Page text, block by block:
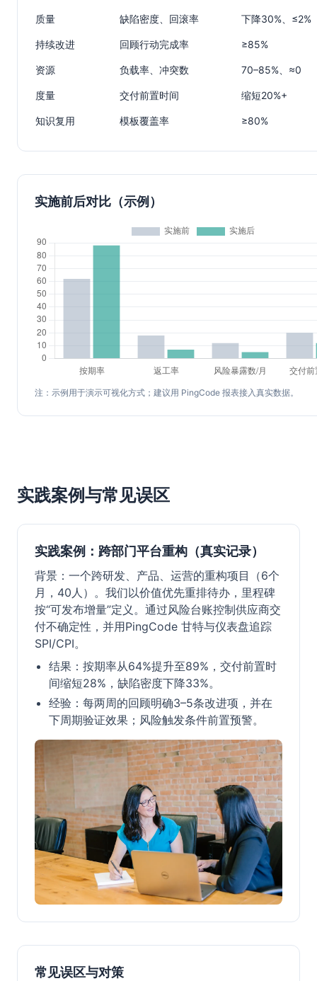
质量 缺陷密度、回滚率 下降30%、≤2%
持续改进 回顾行动完成率 ≥85%
资源 负载率、冲突数 70–85%、≈0
度量 交付前置时间 缩短20%+
知识复用 模板覆盖率 ≥80%
实施前后对比（示例）
注：示例用于演示可视化方式；建议用 PingCode 报表接入真实数据。
实践案例与常见误区
实践案例：跨部门平台重构（真实记录）
背景：一个跨研发、产品、运营的重构项目（6个
月，40人）。我们以价值优先重排待办，里程碑
按“可发布增量”定义。通过风险台账控制供应商交
付不确定性，并用PingCode 甘特与仪表盘追踪
SPI/CPI。
结果：按期率从64%提升至89%，交付前置时
间缩短28%，缺陷密度下降33%。
经验：每两周的回顾明确3–5条改进项，并在
下周期验证效果；风险触发条件前置预警。
常见误区与对策